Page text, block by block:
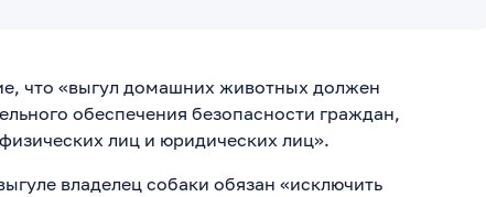
что «выгул домашних животных должен
обеспечения безопасности граждан,
лиц и юридических лиц».
владелец собаки обязан «исключить